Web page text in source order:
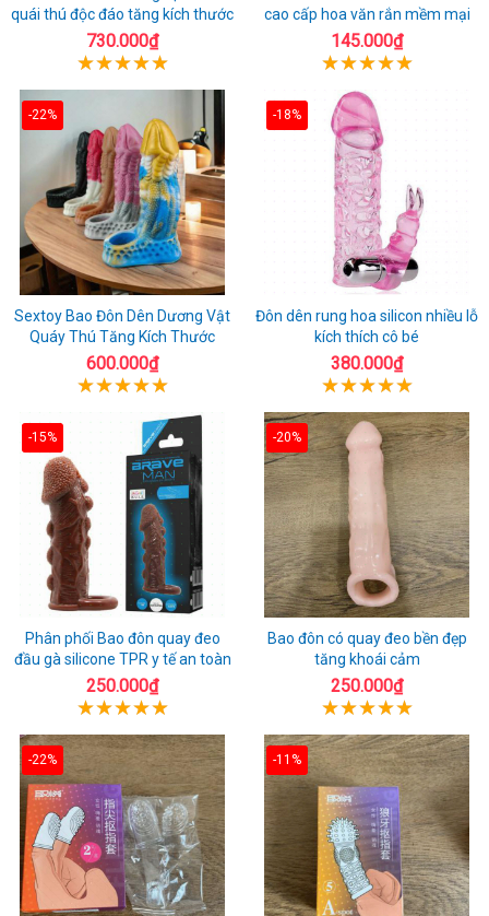
quái thú độc đáo tăng kích thước
730.000₫
cao cấp hoa văn rắn mềm mại
145.000₫
-22%
Sextoy Bao Đôn Dên Dương Vật
Quáy Thú Tăng Kích Thước
600.000₫
-18%
Đôn dên rung hoa silicon nhiều lỗ
kích thích cô bé
380.000₫
-15%
Phân phối Bao đôn quay đeo
đầu gà silicone TPR y tế an toàn
250.000₫
-20%
Bao đôn có quay đeo bền đẹp
tăng khoái cảm
250.000₫
-22% -11%